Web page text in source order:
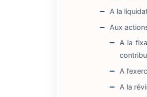
A la
Aux
A la
A
A la